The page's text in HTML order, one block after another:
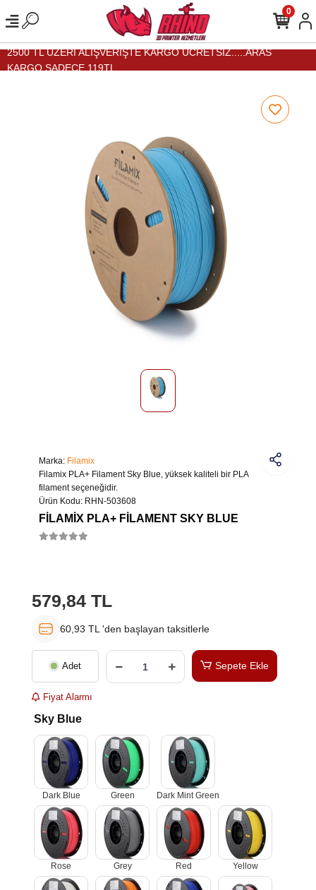
2500 TL ÜZERİ ALIŞVERİŞTE KARGO ÜCRETSİZ.....ARAS
KARGO SADECE 119TL...
0
Marka: Filamix
Filamix PLA+ Filament Sky Blue, yüksek kaliteli bir PLA
filament seçeneğidir.
Ürün Kodu: RHN-503608
FILAMIX PLA+ FILAMENT SKY BLUE
579,84 TL
60,93 TL 'den başlayan taksitlerle
Adet Sepete Ekle
Fiyat Alarmı
Sky Blue
Dark Blue Green Dark Mint Green
Rose Grey Red Yellow